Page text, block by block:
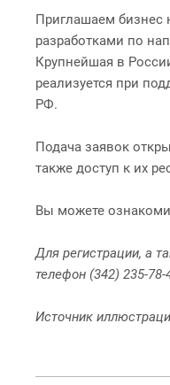
Приглашаем бизнес
разработками по
Крупнейшая в
реализуется при
РФ.
Подача заявок
также доступ к их
Вы можете
Для регистрации, а
телефон (342) 235-78-
Источник